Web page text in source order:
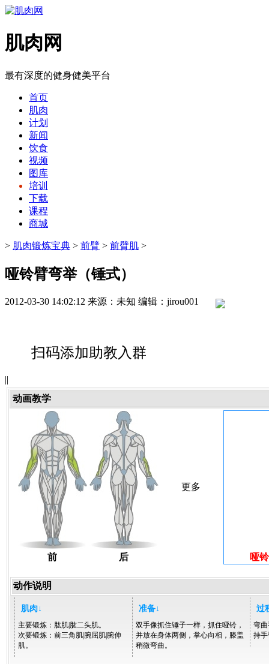
肌肉网
最有深度的健身健美平台
首页
肌肉
计划
新闻
饮食
视频
图库
培训
下载
课程
商城
> 肌肉锻炼宝典 > 前臂 > 前臂肌 >
哑铃臂弯举（锤式）
2012-03-30 14:02:12 来源：未知 编辑：jirou001
扫码添加助教入群
||
动画教学
前 后
更多
哑
动作说明
肌肉↓
主要锻炼：肱肌|肱二头肌。
次要锻炼：前三角肌|腕屈肌|腕伸
肌。
准备↓
双手像抓住锤子一样，抓住哑铃，
并放在身体两侧，掌心向相，膝盖
稍微弯曲。
过
弯
持